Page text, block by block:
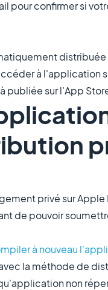
pour confirmer si
à l'application
sur l'App
privé sur Apple
de pouvoir
à nouveau
la méthode de
non